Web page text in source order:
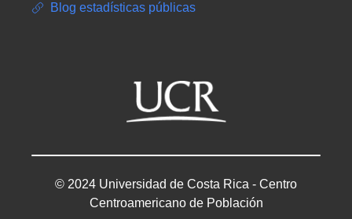
Blog estadísticas públicas
© 2024 Universidad de Costa Rica - Centro
Centroamericano de Población